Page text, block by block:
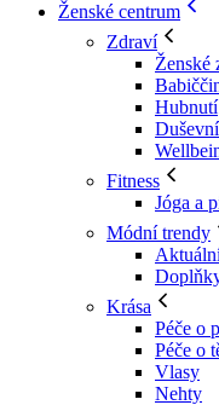
Ženské centrum
Zdraví
Ženské
Hubnutí
Fitness
Jóga a
Módní trendy
Krása
Péče o
Péče o
Vlasy
Nehty